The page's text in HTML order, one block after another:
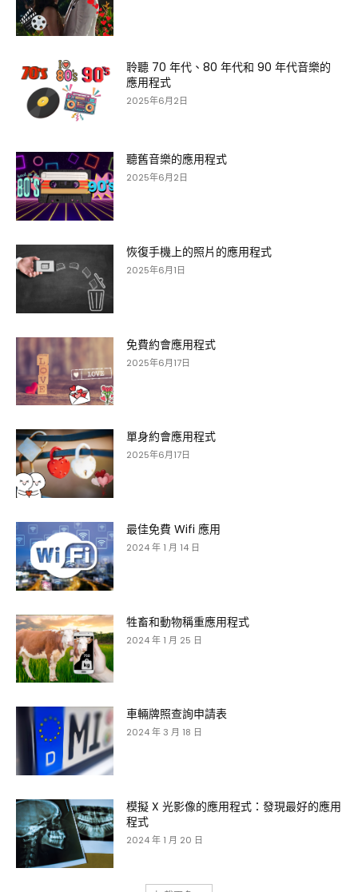
聆聽 70 年代、80 年代和 90 年代音樂的
應用程式
2025年6月2日
聽舊音樂的應用程式
2025年6月2日
恢復手機上的照片的應用程式
2025年6月1日
免費約會應用程式
2025年6月17日
單身約會應用程式
2025年6月17日
最佳免費 Wifi 應用
2024 年 1 月 14 日
牲畜和動物稱重應用程式
2024 年 1 月 25 日
車輛牌照查詢申請表
2024 年 3 月 18 日
模擬 X 光影像的應用程式：發現最好的應用
程式
2024 年 1 月 20 日